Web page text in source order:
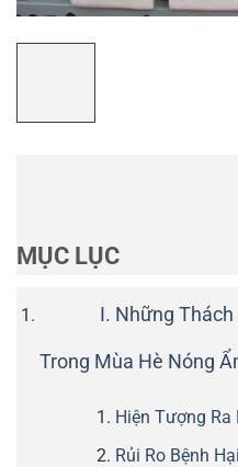
MỤC LỤC
I. Những
Trong Mùa Hè Nóng
Hiện Tượng
Rủi Ro Bệnh